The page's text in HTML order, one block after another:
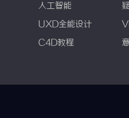
人工智能
UXD全能设计
C4D教程